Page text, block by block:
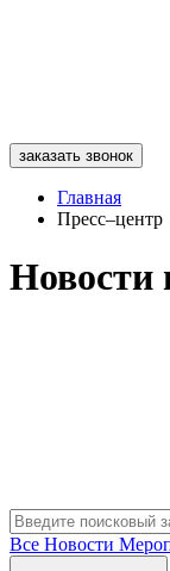
заказать звонок
Главная
Пресс–центр
Новости
Все Новости